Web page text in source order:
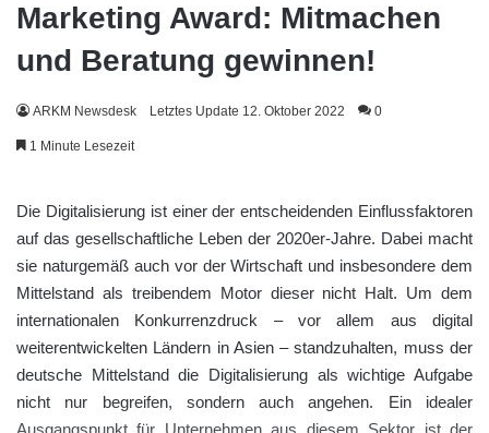
Marketing Award: Mitmachen
und Beratung gewinnen!
ARKM Newsdesk Letztes Update 12. Oktober 2022 0
1 Minute Lesezeit
Die Digitalisierung ist einer der entscheidenden Einflussfaktoren
auf das gesellschaftliche Leben der 2020er-Jahre. Dabei macht
sie naturgemäß auch vor der Wirtschaft und insbesondere dem
Mittelstand als treibendem Motor dieser nicht Halt. Um dem
internationalen Konkurrenzdruck – vor allem aus digital
weiterentwickelten Ländern in Asien – standzuhalten, muss der
deutsche Mittelstand die Digitalisierung als wichtige Aufgabe
nicht nur begreifen, sondern auch angehen. Ein idealer